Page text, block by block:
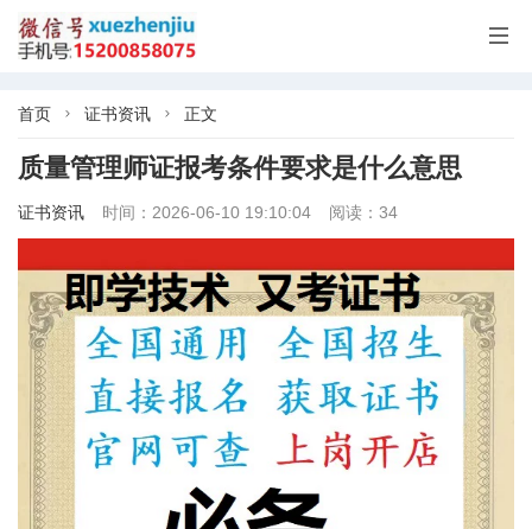

首页  证书资讯  正文
质量管理师证报考条件要求是什么意思
证书资讯 时间：2026-06-10 19:10:04 阅读：34